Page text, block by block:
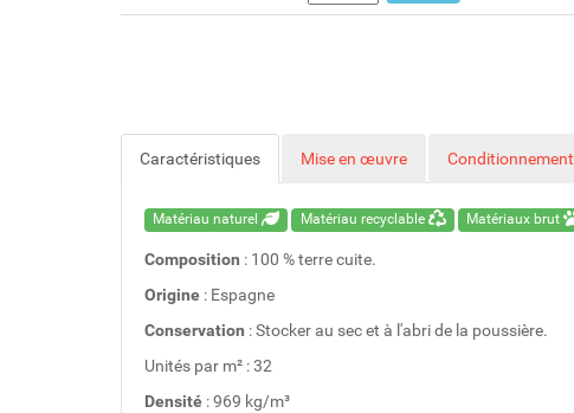
Caractéristiques Mise en œuvre Conditionnement
Matériau naturel Matériau recyclable Matériaux brut
Composition : 100 % terre cuite.
Origine : Espagne
Conservation : Stocker au sec et à l'abri de la poussière.
Unités par m² : 32
Densité : 969 kg/m³